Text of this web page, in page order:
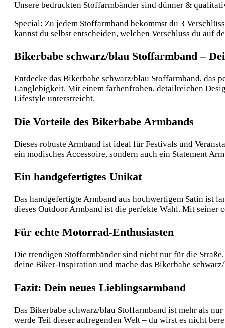
Unsere bedruckten Stoffarmbänder sind dünner &
Special: Zu jedem Stoffarmband bekommst du 3
kannst du selbst entscheiden, welchen Verschluss du auf
Bikerbabe schwarz/blau Stoffarmband –
Entdecke das Bikerbabe schwarz/blau Stoffarmband, das
Langlebigkeit. Mit einem farbenfrohen, detailreichen
Lifestyle unterstreicht.
Die Vorteile des Bikerbabe Armbands
Dieses robuste Armband ist ideal für Festivals und
ein modisches Accessoire, sondern auch ein Statement
Ein handgefertigtes Unikat
Das handgefertigte Armband aus hochwertigem Satin ist
dieses Outdoor Armband ist die perfekte Wahl. Mit
Für echte Motorrad-Enthusiasten
Die trendigen Stoffarmbänder sind nicht nur für die
deine Biker-Inspiration und mache das Bikerbabe
Fazit: Dein neues Lieblingsarmband
Das Bikerbabe schwarz/blau Stoffarmband ist mehr als
werde Teil dieser aufregenden Welt – du wirst es nicht